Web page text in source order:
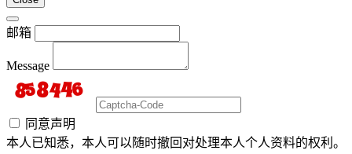
邮箱
Message
同意声明
本人已知悉，本人可以随时撤回对处理本人个人资料的权利。